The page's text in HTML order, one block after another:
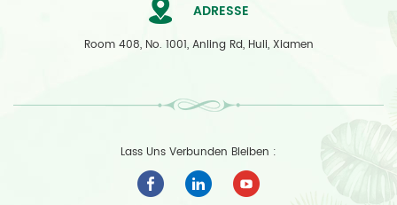
ADRESSE
Room 408, No. 1001, Anling Rd, Huli, Xiamen
Lass Uns Verbunden Bleiben :